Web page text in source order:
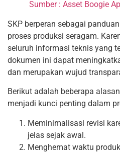
Sumber : Asset Boogie
SKP berperan sebagai
proses produksi seragam.
seluruh informasi teknis yang
dokumen ini dapat
dan merupakan wujud
Berikut adalah beberapa
menjadi kunci penting dalam
Meminimalisasi revisi
jelas sejak awal.
Menghemat waktu